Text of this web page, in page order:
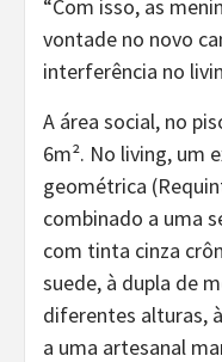
“Com isso, as
vontade no novo
interferência no
A área social, no
6m². No living, um
geométrica
combinado a uma
com tinta cinza
suede, à dupla de
diferentes alturas,
a uma artesanal